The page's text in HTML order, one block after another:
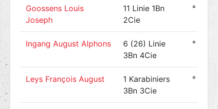
Goossens Louis
Joseph
11 Linie 1Bn
2Cie
°
Ingang August Alphons
6 (26) Linie
3Bn 4Cie
°
Leys François August
1 Karabiniers
3Bn 3Cie
°